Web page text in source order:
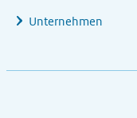
Unternehmen